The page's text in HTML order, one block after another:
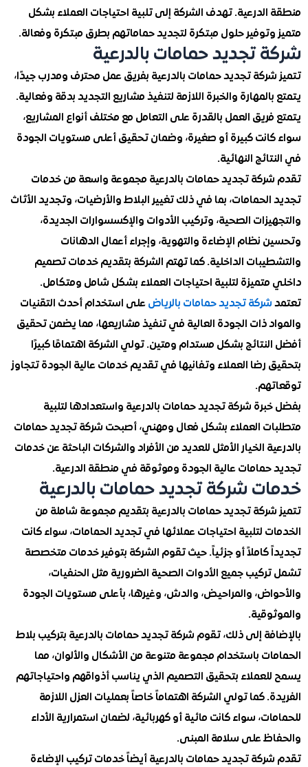
تهدف الشركة إلى تلبية احتياجات العملاء بشكل
حلول مبتكرة لتجديد حماماتهم بطرق مبتكرة وفعالة.
تجديد حمامات بالدرعية
تجديد حمامات بالدرعية بفريق عمل محترف ومدرب جيدًا،
والخبرة اللازمة لتنفيذ مشاريع التجديد بدقة وفعالية.
العمل بالقدرة على التعامل مع مختلف أنواع المشاريع،
كبيرة أو صغيرة، وضمان تحقيق أعلى مستويات الجودة
النهائية.
تجديد حمامات بالدرعية مجموعة واسعة من خدمات
بما في ذلك تغيير البلاط والأرضيات، وتجديد الأثاث
الصحية، وتركيب الأدوات والإكسسوارات الجديدة،
نظام الإضاءة والتهوية، وإجراء أعمال الدهانات
الداخلية. كما تهتم الشركة بتقديم خدمات تصميم
لتلبية احتياجات العملاء بشكل شامل ومتكامل.
شركة تجديد حمامات بالرياض على استخدام أحدث التقنيات
ذات الجودة العالية في تنفيذ مشاريعها، مما يضمن تحقيق
بشكل مستدام ومتين. تولي الشركة اهتمامًا كبيرًا
رضا العملاء وتفانيها في تقديم خدمات عالية الجودة تتجاوز
شركة تجديد حمامات بالدرعية واستعدادها لتلبية
العملاء بشكل فعال ومهني، أصبحت شركة تجديد حمامات
الخيار الأمثل للعديد من الأفراد والشركات الباحثة عن خدمات
عالية الجودة وموثوقة في منطقة الدرعية.
شركة تجديد حمامات بالدرعية
تجديد حمامات بالدرعية بتقديم مجموعة شاملة من
لتلبية احتياجات عملائها في تجديد الحمامات، سواء كانت
كاملاً أو جزئياً. حيث تقوم الشركة بتوفير خدمات متخصصة
جميع الأدوات الصحية الضرورية مثل الحنفيات،
والمراحيض، والدش، وغيرها، بأعلى مستويات الجودة
إلى ذلك، تقوم شركة تجديد حمامات بالدرعية بتركيب بلاط
باستخدام مجموعة متنوعة من الأشكال والألوان، مما
بتحقيق التصميم الذي يناسب أذواقهم واحتياجاتهم
كما تولي الشركة اهتماماً خاصاً بعمليات العزل اللازمة
سواء كانت مائية أو كهربائية، لضمان استمرارية الأداء
على سلامة المبنى.
تجديد حمامات بالدرعية أيضاً خدمات تركيب الإضاءة